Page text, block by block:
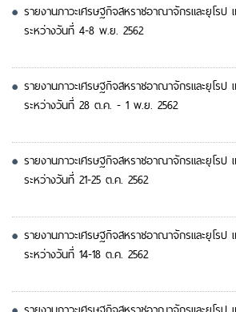
รายงานภาวะเศรษฐกิจสหราชอาณาจักรและยุโรป
ระหว่างวันที่ 4-8 พ.ย. 2562
รายงานภาวะเศรษฐกิจสหราชอาณาจักรและยุโรป
ระหว่างวันที่ 28 ต.ค. - 1 พ.ย. 2562
รายงานภาวะเศรษฐกิจสหราชอาณาจักรและยุโรป
ระหว่างวันที่ 21-25 ต.ค. 2562
รายงานภาวะเศรษฐกิจสหราชอาณาจักรและยุโรป
ระหว่างวันที่ 14-18 ต.ค. 2562